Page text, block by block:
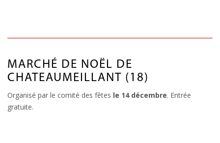
MARCHÉ DE NOËL DE
CHATEAUMEILLANT (18)
Organisé par le comité des fêtes le 14 décembre. Entrée
gratuite.